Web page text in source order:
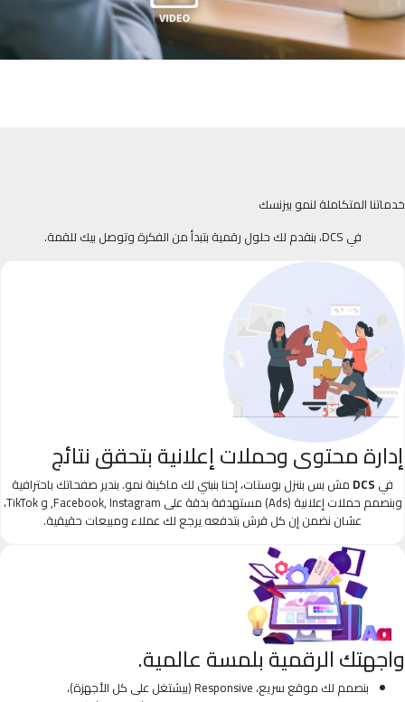
خدماتنا المتكاملة لنمو بيزنسك
في DCS، بنقدم لك حلول رقمية بتبدأ من الفكرة وتوصل بيك للقمة.
إدارة محتوى وحملات إعلانية بتحقق نتائج
في DCS مش بس بننزل بوستات، إحنا بنبني لك ماكينة نمو. بندير صفحاتك باحترافية
وبنصمم حملات إعلانية (Ads) مستهدفة بدقة على Facebook, Instagram, و TikTok،
عشان نضمن إن كل قرش بتدفعه يرجع لك عملاء ومبيعات حقيقية.
واجهتك الرقمية بلمسة عالمية.
بنصمم لك موقع سريع، Responsive (بيشتغل على كل الأجهزة)،